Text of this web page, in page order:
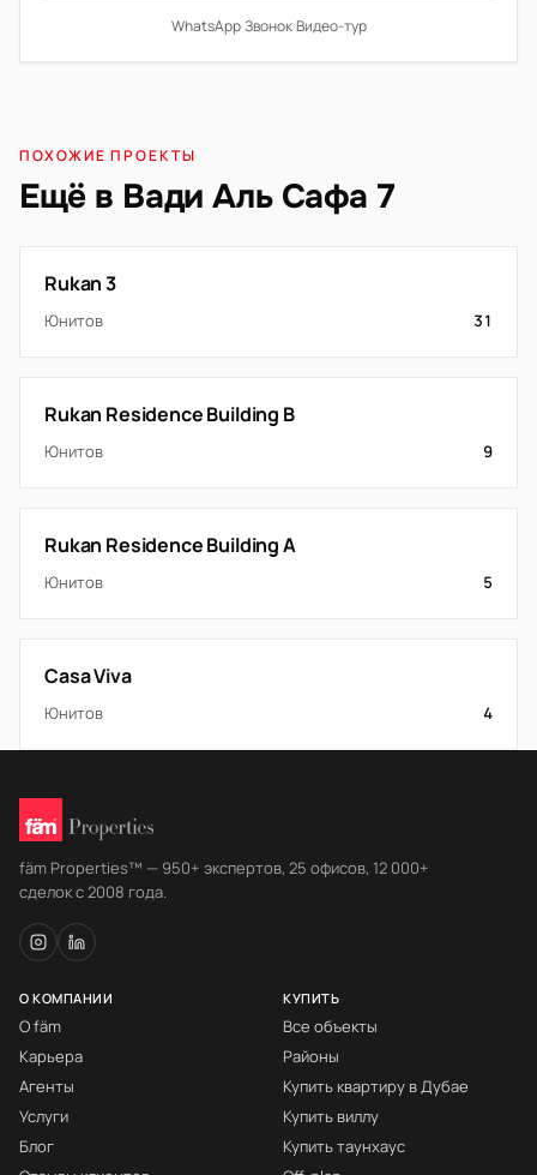
WhatsApp·Звонок·Видео-тур
ПОХОЖИЕ ПРОЕКТЫ
Ещё в Вади Аль Сафа 7
Rukan 3
Юнитов 31
Rukan Residence Building B
Юнитов 9
Rukan Residence Building A
Юнитов 5
Casa Viva
Юнитов 4
fäm Properties™ — 950+ экспертов, 25 офисов, 12 000+
сделок с 2008 года.
О КОМПАНИИ
О fäm
Карьера
Агенты
Услуги
Блог
КУПИТЬ
Все объекты
Районы
Купить квартиру в Дубае
Купить виллу
Купить таунхаус